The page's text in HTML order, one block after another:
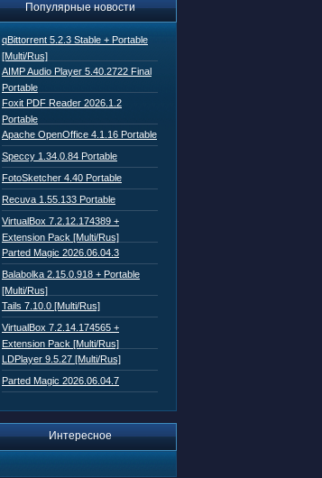
Популярные новости
qBittorrent 5.2.3 Stable + Portable
[Multi/Rus]
AIMP Audio Player 5.40.2722 Final
Portable
Foxit PDF Reader 2026.1.2
Portable
Apache OpenOffice 4.1.16 Portable
Speccy 1.34.0.84 Portable
FotoSketcher 4.40 Portable
Recuva 1.55.133 Portable
VirtualBox 7.2.12.174389 +
Extension Pack [Multi/Rus]
Parted Magic 2026.06.04.3
Balabolka 2.15.0.918 + Portable
[Multi/Rus]
Tails 7.10.0 [Multi/Rus]
VirtualBox 7.2.14.174565 +
Extension Pack [Multi/Rus]
LDPlayer 9.5.27 [Multi/Rus]
Parted Magic 2026.06.04.7
Интересное